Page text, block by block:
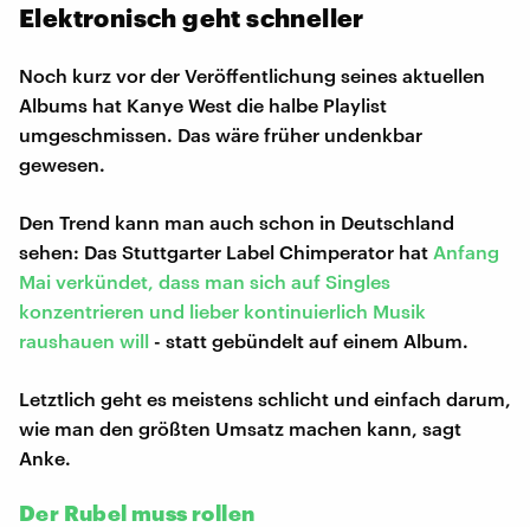
Elektronisch geht schneller
Noch kurz vor der Veröffentlichung seines aktuellen
Albums hat Kanye West die halbe Playlist
umgeschmissen. Das wäre früher undenkbar
gewesen.
Den Trend kann man auch schon in Deutschland
sehen: Das Stuttgarter Label Chimperator hat Anfang
Mai verkündet, dass man sich auf Singles
konzentrieren und lieber kontinuierlich Musik
raushauen will - statt gebündelt auf einem Album.
Letztlich geht es meistens schlicht und einfach darum,
wie man den größten Umsatz machen kann, sagt
Anke.
Der Rubel muss rollen